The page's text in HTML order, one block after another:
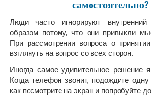
самостоятельно?
Люди часто игнорируют
образом потому, что они привыкли
При рассмотрении вопроса о
взглянуть на вопрос со всех сторон.
Иногда самое удивительное решение
Когда телефон звонит, подождите одну
как посмотрите на экран и попробуйте